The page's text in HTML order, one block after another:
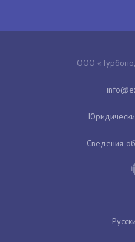
ООО
Сведения